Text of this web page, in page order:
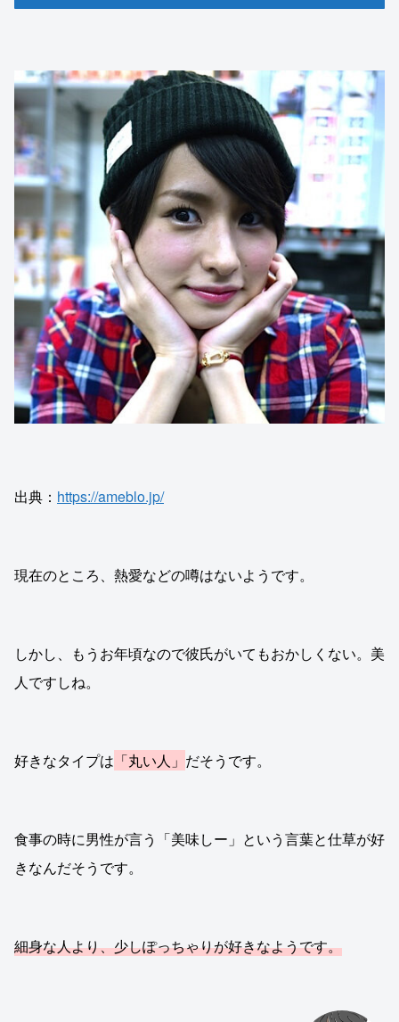
出典： https://ameblo.jp/
現在のところ、熱愛などの噂はないようです。
しかし、もうお年頃なので彼氏がいてもおかしくない。美
人ですしね。
好きなタイプは 「丸い人」 だそうです。
食事の時に男性が言う「美味しー」という言葉と仕草が好
きなんだそうです。
細身な人より、少しぽっちゃりが好きなようです。